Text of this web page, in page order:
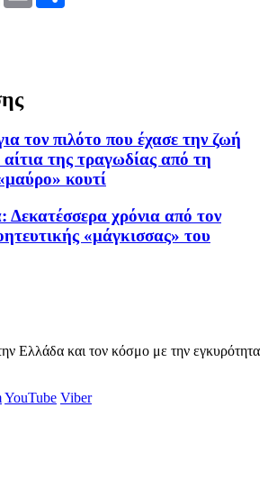
τον πιλότο που έχασε την ζωή
της τραγωδίας από τη
κουτί
Δεκατέσσερα χρόνια από τον
«μάγκισσας» του
Ελλάδα και τον κόσμο με την εγκυρότητα
YouTube Viber